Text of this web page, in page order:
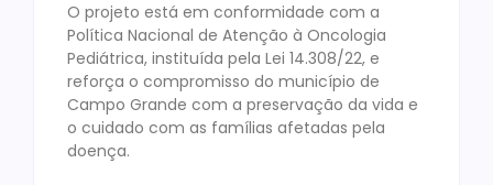
O projeto está em conformidade com a
Política Nacional de Atenção à Oncologia
Pediátrica, instituída pela Lei 14.308/22, e
reforça o compromisso do município de
Campo Grande com a preservação da vida e
o cuidado com as famílias afetadas pela
doença.